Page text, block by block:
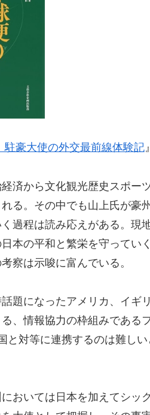
駐豪大使の外交最前線体験記』
済から文化観光歴史スポー
る。その中でも山上氏が豪
過程は読み応えがある。現
本の平和と繁栄を守ってい
察は示唆に富んでいる。
話題になったアメリカ、イギ
る、情報協力の枠組みであ
と対等に連携するのは難し
においては日本を加えてシッ